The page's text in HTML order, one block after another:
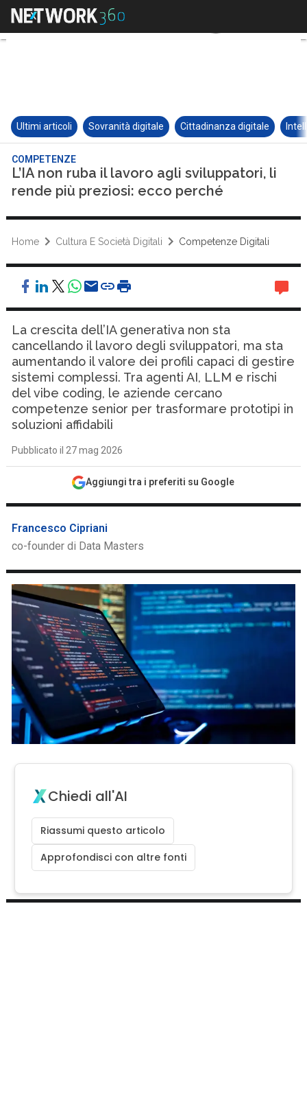
Ultimi articoli Sovranità digitale Cittadinanza digitale
COMPETENZE
L’IA non ruba il lavoro agli sviluppatori, li
rende più preziosi: ecco perché
Home Cultura E Società Digitali Competenze Digitali
La crescita dell’IA generativa non sta
cancellando il lavoro degli sviluppatori, ma sta
aumentando il valore dei profili capaci di gestire
sistemi complessi. Tra agenti AI, LLM e rischi
del vibe coding, le aziende cercano
competenze senior per trasformare prototipi in
soluzioni affidabili
Pubblicato il 27 mag 2026
Aggiungi tra i preferiti su Google
Francesco Cipriani
co-founder di Data Masters
Chiedi all'AI
Riassumi questo articolo
Approfondisci con altre fonti